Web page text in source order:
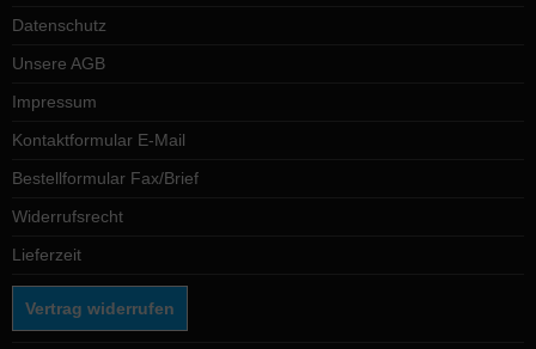
Datenschutz
Unsere AGB
Impressum
Kontaktformular E-Mail
Bestellformular Fax/Brief
Widerrufsrecht
Lieferzeit
Vertrag widerrufen